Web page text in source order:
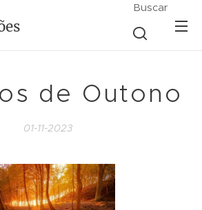
Buscar
de Outono
01-11-2023